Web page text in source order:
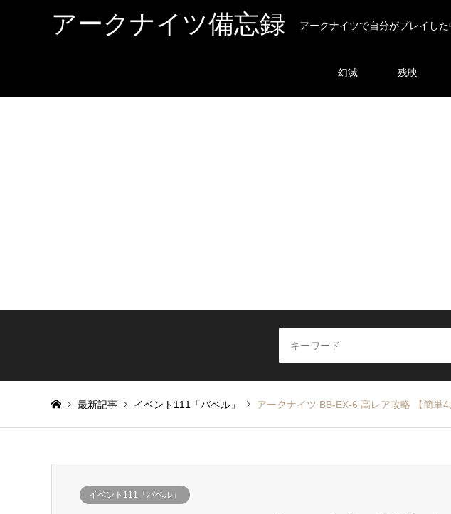
アークナイツ備忘録 アークナイツで自分がプレイし
幻滅 残映
最新記事 イベント111「バベル」 アークナイツ BB-EX-6 高レア攻略 【簡単4
イベント111「バベル」